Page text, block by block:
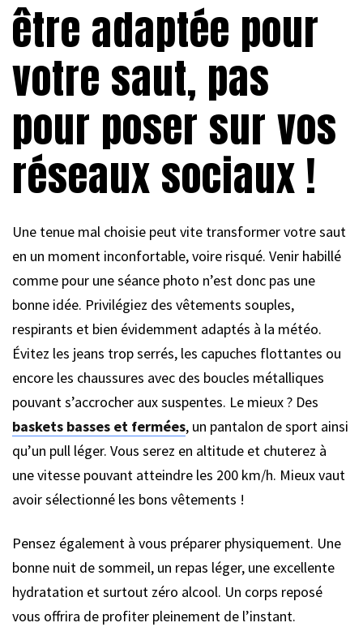
être adaptée pour
votre saut, pas
pour poser sur vos
réseaux sociaux !
Une tenue mal choisie peut vite transformer votre saut
en un moment inconfortable, voire risqué. Venir habillé
comme pour une séance photo n’est donc pas une
bonne idée. Privilégiez des vêtements souples,
respirants et bien évidemment adaptés à la météo.
Évitez les jeans trop serrés, les capuches flottantes ou
encore les chaussures avec des boucles métalliques
pouvant s’accrocher aux suspentes. Le mieux ? Des
baskets basses et fermées, un pantalon de sport ainsi
qu’un pull léger. Vous serez en altitude et chuterez à
une vitesse pouvant atteindre les 200 km/h. Mieux vaut
avoir sélectionné les bons vêtements !
Pensez également à vous préparer physiquement. Une
bonne nuit de sommeil, un repas léger, une excellente
hydratation et surtout zéro alcool. Un corps reposé
vous offrira de profiter pleinement de l’instant.